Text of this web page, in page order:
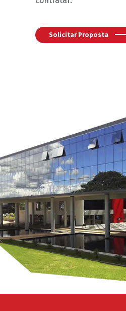
Solicitar Proposta